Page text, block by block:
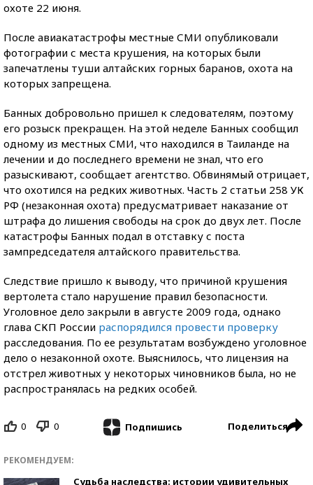
охоте 22 июня.
После авиакатастрофы местные СМИ опубликовали
фотографии с места крушения, на которых были
запечатлены туши алтайских горных баранов, охота на
которых запрещена.
Банных добровольно пришел к следователям, поэтому
его розыск прекращен. На этой неделе Банных сообщил
одному из местных СМИ, что находился в Таиланде на
лечении и до последнего времени не знал, что его
разыскивают, сообщает агентство. Обвинямый отрицает,
что охотился на редких животных. Часть 2 статьи 258 УК
РФ (незаконная охота) предусматривает наказание от
штрафа до лишения свободы на срок до двух лет. После
катастрофы Банных подал в отставку с поста
зампредседателя алтайского правительства.
Следствие пришло к выводу, что причиной крушения
вертолета стало нарушение правил безопасности.
Уголовное дело закрыли в августе 2009 года, однако
глава СКП России распорядился провести проверку
расследования. По ее результатам возбуждено уголовное
дело о незаконной охоте. Выяснилось, что лицензия на
отстрел животных у некоторых чиновников была, но не
распространялась на редких особей.
0 0 Подпишись Поделиться
РЕКОМЕНДУЕМ:
Судьба наследства: истории удивительных